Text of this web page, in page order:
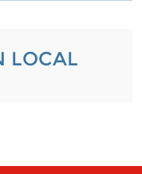
LOCAL